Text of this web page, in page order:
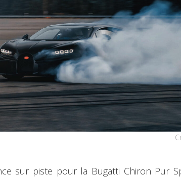
sur piste pour la Bugatti Chiron Pur